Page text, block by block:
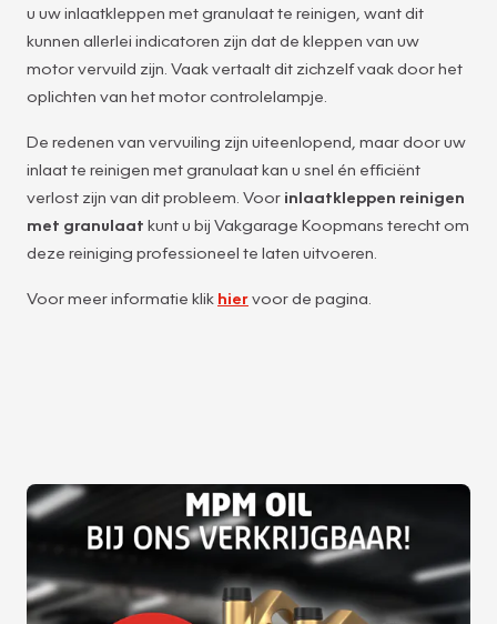
u uw inlaatkleppen met granulaat te reinigen, want dit
kunnen allerlei indicatoren zijn dat de kleppen van uw
motor vervuild zijn. Vaak vertaalt dit zichzelf vaak door het
oplichten van het motor controlelampje.
De redenen van vervuiling zijn uiteenlopend, maar door uw
inlaat te reinigen met granulaat kan u snel én efficiënt
verlost zijn van dit probleem. Voor inlaatkleppen reinigen
met granulaat kunt u bij Vakgarage Koopmans terecht om
deze reiniging professioneel te laten uitvoeren.
Voor meer informatie klik hiervoor de pagina.